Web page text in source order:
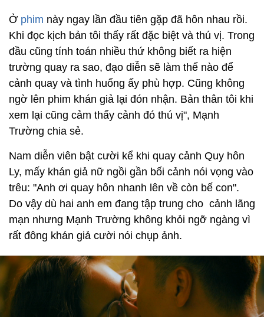
Ở phim này ngay lần đầu tiên gặp đã hôn nhau rồi.
Khi đọc kịch bản tôi thấy rất đặc biệt và thú vị. Trong
đầu cũng tính toán nhiều thứ không biết ra hiện
trường quay ra sao, đạo diễn sẽ làm thế nào để
cảnh quay và tình huống ấy phù hợp. Cũng không
ngờ lên phim khán giả lại đón nhận. Bản thân tôi khi
xem lại cũng cảm thấy cảnh đó thú vị", Mạnh
Trường chia sẻ.
Nam diễn viên bật cười kể khi quay cảnh Quy hôn
Ly, mấy khán giả nữ ngồi gần bối cảnh nói vọng vào
trêu: "Anh ơi quay hôn nhanh lên về còn bế con".
Do vậy dù hai anh em đang tập trung cho cảnh lãng
mạn nhưng Mạnh Trường không khỏi ngỡ ngàng vì
rất đông khán giả cười nói chụp ảnh.